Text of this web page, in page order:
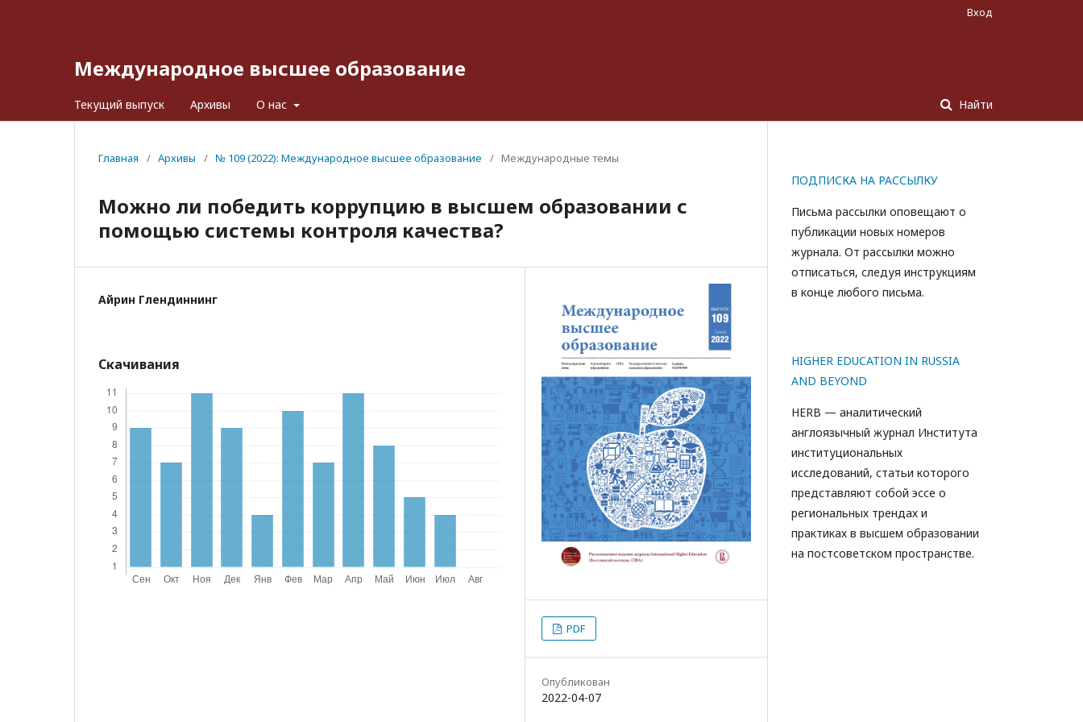
Международное высшее образование
Текущий выпуск Архивы О нас Найти
Вход
Главная / Архивы / № 109 (2022): Международное высшее образование / Международные темы
Можно ли победить коррупцию в высшем образовании с
помощью системы контроля качества?
Айрин Глендиннинг
Скачивания
PDF
Опубликован
2022-04-07
ПОДПИСКА НА РАССЫЛКУ
Письма рассылки оповещают о
публикации новых номеров
журнала. От рассылки можно
отписаться, следуя инструкциям
в конце любого письма.
HIGHER EDUCATION IN RUSSIA
AND BEYOND
HERB — аналитический
англоязычный журнал Института
институциональных
исследований, статьи которого
представляют собой эссе о
региональных трендах и
практиках в высшем образовании
на постсоветском пространстве.